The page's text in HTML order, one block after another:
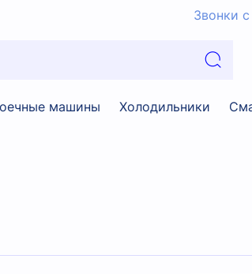
Звонки
машины Холодильники